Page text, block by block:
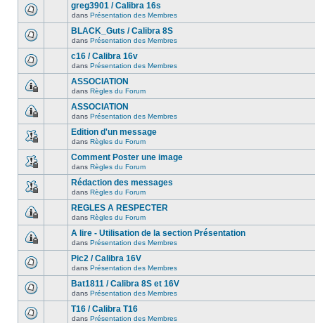
greg3901 / Calibra 16s
dans Présentation des Membres
BLACK_Guts / Calibra 8S
dans Présentation des Membres
c16 / Calibra 16v
dans Présentation des Membres
ASSOCIATION
dans Règles du Forum
ASSOCIATION
dans Présentation des Membres
Edition d'un message
dans Règles du Forum
Comment Poster une image
dans Règles du Forum
Rédaction des messages
dans Règles du Forum
REGLES A RESPECTER
dans Règles du Forum
A lire - Utilisation de la section Présentation
dans Présentation des Membres
Pic2 / Calibra 16V
dans Présentation des Membres
Bat1811 / Calibra 8S et 16V
dans Présentation des Membres
T16 / Calibra T16
dans Présentation des Membres